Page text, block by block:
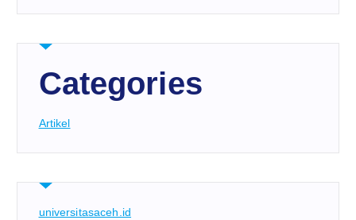
Categories
Artikel
universitasaceh.id